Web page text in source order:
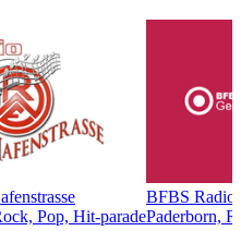
Pop, Hit-parade
BFBS Radio
Paderborn,